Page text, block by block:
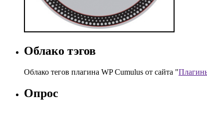
Облако тэгов
Облако тегов плагина WP Cumulus от сайта "
Опрос